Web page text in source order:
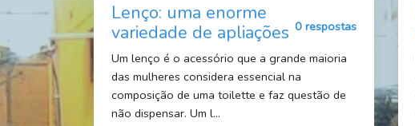
Lenço: uma enorme
variedade de apliações 0 respostas
Um lenço é o acessório que a grande maioria
das mulheres considera essencial na
composição de uma toilette e faz questão de
não dispensar. Um l...